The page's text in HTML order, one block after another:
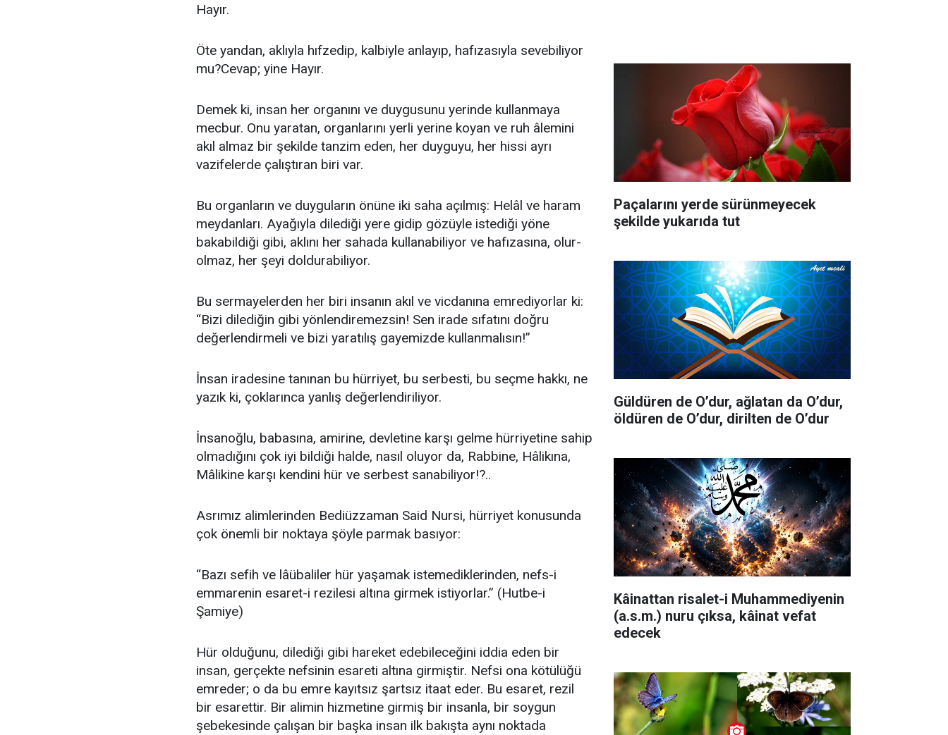
Hayır.
Öte yandan, aklıyla hıfzedip, kalbiyle anlayıp, hafızasıyla sevebiliyor
mu?Cevap; yine Hayır.
Demek ki, insan her organını ve duygusunu yerinde kullanmaya
mecbur. Onu yaratan, organlarını yerli yerine koyan ve ruh âlemini
akıl almaz bir şekilde tanzim eden, her duyguyu, her hissi ayrı
vazifelerde çalıştıran biri var.
Bu organların ve duyguların önüne iki saha açılmış: Helâl ve haram
meydanları. Ayağıyla dilediği yere gidip gözüyle istediği yöne
bakabildiği gibi, aklını her sahada kullanabiliyor ve hafızasına, olur-
olmaz, her şeyi doldurabiliyor.
Bu sermayelerden her biri insanın akıl ve vicdanına emrediyorlar ki:
“Bizi dilediğin gibi yönlendiremezsin! Sen irade sıfatını doğru
değerlendirmeli ve bizi yaratılış gayemizde kullanmalısın!”
İnsan iradesine tanınan bu hürriyet, bu serbesti, bu seçme hakkı, ne
yazık ki, çoklarınca yanlış değerlendiriliyor.
İnsanoğlu, babasına, amirine, devletine karşı gelme hürriyetine sahip
olmadığını çok iyi bildiği halde, nasıl oluyor da, Rabbine, Hâlikına,
Mâlikine karşı kendini hür ve serbest sanabiliyor!?..
Asrımız alimlerinden Bediüzzaman Said Nursi, hürriyet konusunda
çok önemli bir noktaya şöyle parmak basıyor:
“Bazı sefih ve lâübaliler hür yaşamak istemediklerinden, nefs-i
emmarenin esaret-i rezilesi altına girmek istiyorlar.” (Hutbe-i
Şamiye)
Hür olduğunu, dilediği gibi hareket edebileceğini iddia eden bir
insan, gerçekte nefsinin esareti altına girmiştir. Nefsi ona kötülüğü
emreder; o da bu emre kayıtsız şartsız itaat eder. Bu esaret, rezil
bir esarettir. Bir alimin hizmetine girmiş bir insanla, bir soygun
şebekesinde çalışan bir başka insan ilk bakışta aynı noktada
Paçalarını yerde sürünmeyecek
şekilde yukarıda tut
Güldüren de O’dur, ağlatan da O’dur,
öldüren de O’dur, dirilten de O’dur
Kâinattan risalet-i Muhammediyenin
(a.s.m.) nuru çıksa, kâinat vefat
edecek